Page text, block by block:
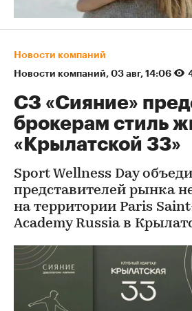
Новости компаний
Новости компаний⁠, 03 авг, 14:06
СЗ «Сияние»
брокерам стиль
«Крылатской 33»
Sport Wellness Day
представителей рынка
на территории Paris
Academy Russia в